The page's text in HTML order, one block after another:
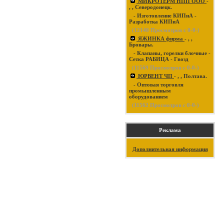
, , Северодонецк.
- Изготовление КИПиА -
Разработка КИПиА
(12140 Просмотров с 0-0-)
ЯЖИНКА фирма - , ,
Бровары.
- Клапаны, горелки блочные -
Сетка РАБИЦА - Гвозд
(11569 Просмотров с 0-0-)
ЮРВЕНТ ЧП - , , Полтава.
- Оптовая торговля
промышленным
оборудованием
(11562 Просмотров с 0-0-)
Реклама
Дополнительная информация